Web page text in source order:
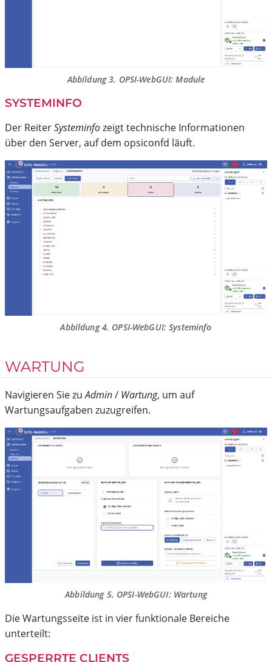
Abbildung 3. OPSI-WebGUI: Module
SYSTEMINFO
Der ReiterSysteminfozeigt technische Informationen
über den Server, auf dem opsiconfd läuft.
Abbildung 4. OPSI-WebGUI: Systeminfo
WARTUNG
Navigieren Sie zuAdmin/ Wartung, um auf
Wartungsaufgaben zuzugreifen.
Abbildung 5. OPSI-WebGUI: Wartung
Die Wartungsseite ist in vier funktionale Bereiche
unterteilt:
GESPERRTE CLIENTS